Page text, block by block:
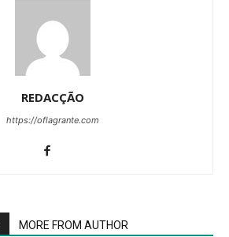
REDACÇÃO
https://oflagrante.com
MORE FROM AUTHOR